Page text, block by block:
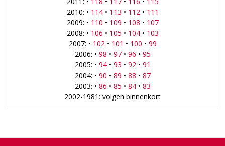
2010: • 114• 113 • 112• 111
2009: • 110 • 109 • 108 • 107
2008: • 106 • 105 • 104• 103
2007: • 102• 101 • 100 • 99
2006: • 98 • 97• 96 • 95
2005: • 94• 93 • 92• 91
2004: • 90 • 89 • 88 • 87
2003: • 86 • 85 • 84• 83
2002-1981: volgen binnenkort